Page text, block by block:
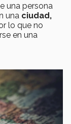
una persona
una ciudad,
lo que no
en una